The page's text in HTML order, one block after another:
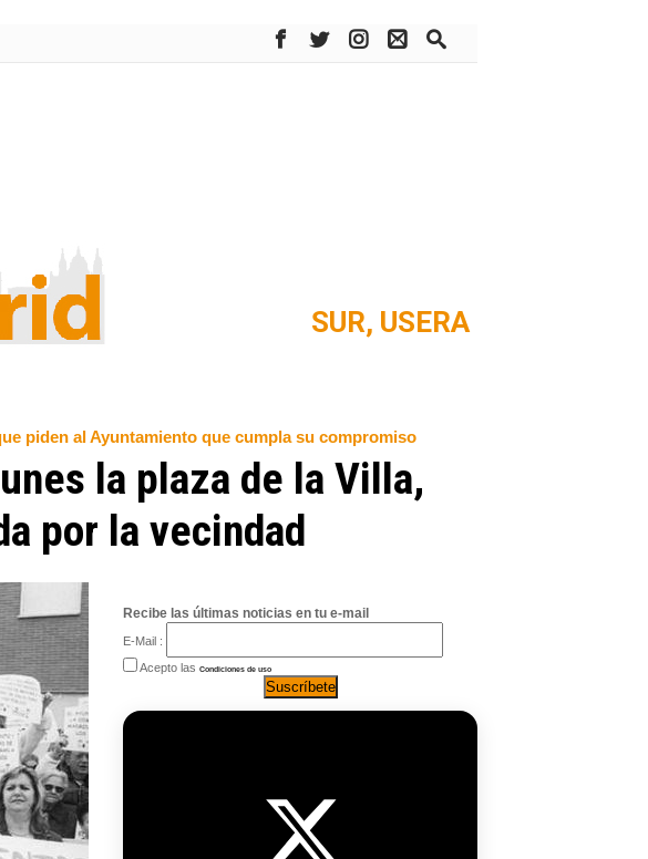
SUR, USERA
piden al Ayuntamiento que cumpla su compromiso
la plaza de la Villa,
por la vecindad
Recibe las últimas noticias en tu e-mail
E-Mail :
Acepto las Condiciones de uso